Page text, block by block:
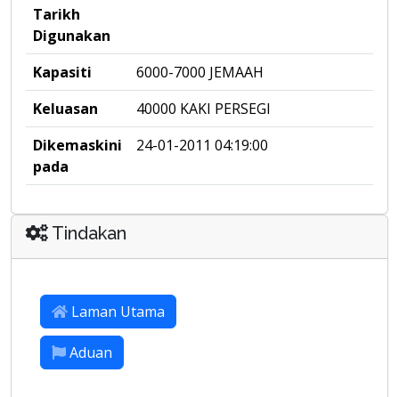
Tarikh
Digunakan
Kapasiti
6000-7000 JEMAAH
Keluasan
40000 KAKI PERSEGI
Dikemaskini
pada
24-01-2011 04:19:00
Tindakan
Laman Utama
Aduan